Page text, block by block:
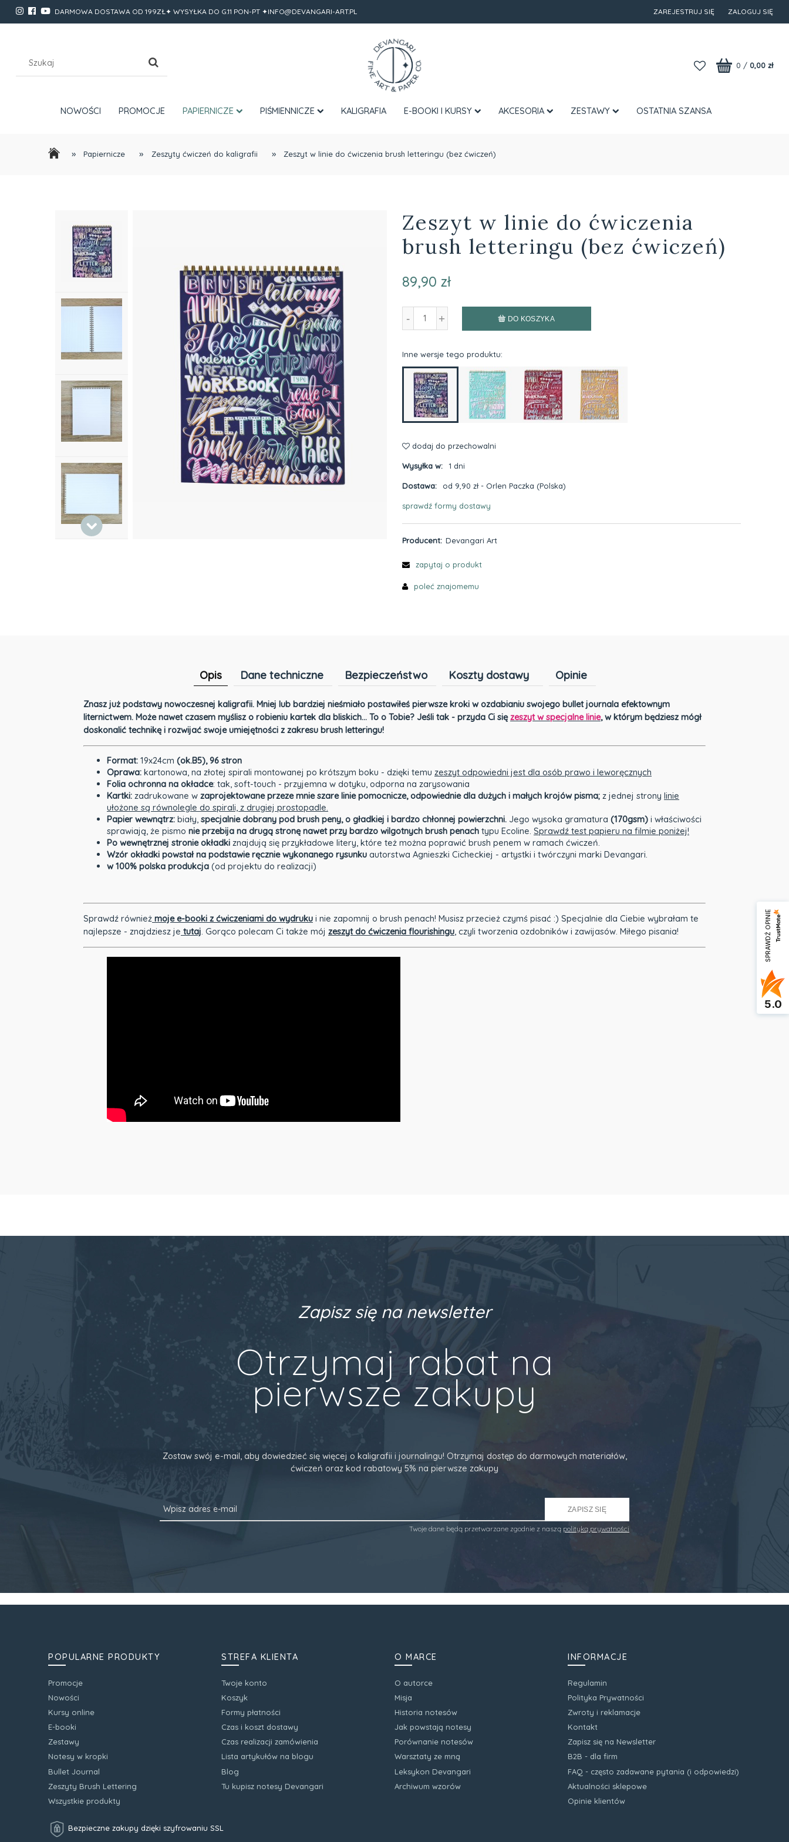
DARMOWA DOSTAWA OD 199ZŁ✦ WYSYŁKA DO G.11 PON-PT ✦INFO@DEVANGARI-ART.PL ZAREJESTRUJ SIĘ ZALOGUJ SIĘ
0 / 0,00 zł
NOWOŚCI PROMOCJE PAPIERNICZE PIŚMIENNICZE KALIGRAFIA E-BOOKI I KURSY AKCESORIA ZESTAWY OSTATNIA SZANSA
» Papiernicze » Zeszyty ćwiczeń do kaligrafii » Zeszyt w linie do ćwiczenia brush letteringu (bez ćwiczeń)
Zeszyt w linie do ćwiczenia
brush letteringu (bez ćwiczeń)
89,90 zł
- + DO KOSZYKA
Inne wersje tego produktu:
dodaj do przechowalni
Wysyłka w: 1 dni
Dostawa: od 9,90 zł - Orlen Paczka (Polska)
Cena nie zawiera ewentualnych kosztów
sprawdź formy dostawy
Producent: Devangari Art
zapytaj o produkt
poleć znajomemu
Opis Dane techniczne Bezpieczeństwo Koszty dostawy
Cena nie zawiera ewentualnych kosztów
płatności
Opinie
Znasz już podstawy nowoczesnej kaligrafii. Mniej lub bardziej nieśmiało postawiłeś pierwsze kroki w ozdabianiu swojego bullet journala efektownym
liternictwem. Może nawet czasem myślisz o robieniu kartek dla bliskich… To o Tobie? Jeśli tak - przyda Ci sięzeszyt w specjalne linie, w którym będziesz mógł
doskonalić technikę i rozwijać swoje umiejętności z zakresu brush letteringu!
Format: 19x24cm (ok.B5), 96 stron
Oprawa: kartonowa, na złotej spirali montowanej po krótszym boku - dzięki temu zeszyt odpowiedni jest dla osób prawo i leworęcznych
Folia ochronna na okładce: tak, soft-touch - przyjemna w dotyku, odporna na zarysowania
Kartki: zadrukowane w zaprojektowane przeze mnie szare linie pomocnicze, odpowiednie dla dużych i małych krojów pisma; z jednej strony linie
ułożone są równolegle do spirali, z drugiej prostopadle.
Papier wewnątrz: biały, specjalnie dobrany pod brush peny, o gładkiej i bardzo chłonnej powierzchni. Jego wysoka gramatura (170gsm) i właściwości
sprawiają, że pismo nie przebija na drugą stronę nawet przy bardzo wilgotnych brush penach typu Ecoline. Sprawdź test papieru na filmie poniżej!
Po wewnętrznej stronie okładki znajdują się przykładowe litery, które też można poprawić brush penem w ramach ćwiczeń.
Wzór okładki powstał na podstawie ręcznie wykonanego rysunku autorstwa Agnieszki Cicheckiej - artystki i twórczyni marki Devangari.
w 100% polska produkcja (od projektu do realizacji)
Sprawdź również moje e-booki z ćwiczeniami do wydruku i nie zapomnij o brush penach! Musisz przecież czymś pisać :) Specjalnie dla Ciebie wybrałam te
najlepsze - znajdziesz je tutaj. Gorąco polecam Ci także mój zeszyt do ćwiczenia flourishingu, czyli tworzenia ozdobników i zawijasów. Miłego pisania!
Zapisz się na newsletter
Otrzymaj rabat na
pierwsze zakupy
Zostaw swój e-mail, aby dowiedzieć się więcej o kaligrafii i journalingu! Otrzymaj dostęp do darmowych materiałów,
ćwiczeń oraz kod rabatowy 5% na pierwsze zakupy
ZAPISZ SIĘ
Twoje dane będą przetwarzane zgodnie z naszą polityką prywatności
POPULARNE PRODUKTY
Promocje
Nowości
Kursy online
E-booki
Zestawy
Notesy w kropki
Bullet Journal
Zeszyty Brush Lettering
Wszystkie produkty
STREFA KLIENTA
Twoje konto
Koszyk
Formy płatności
Czas i koszt dostawy
Czas realizacji zamówienia
Lista artykułów na blogu
Blog
Tu kupisz notesy Devangari
O MARCE
O autorce
Misja
Historia notesów
Jak powstają notesy
Porównanie notesów
Warsztaty ze mną
Leksykon Devangari
Archiwum wzorów
INFORMACJE
Regulamin
Polityka Prywatności
Zwroty i reklamacje
Kontakt
Zapisz się na Newsletter
B2B - dla firm
FAQ - często zadawane pytania (i odpowiedzi)
Aktualności sklepowe
Opinie klientów
Bezpieczne zakupy dzięki szyfrowaniu SSL
SPRAWDŹ OPINIE
5.0